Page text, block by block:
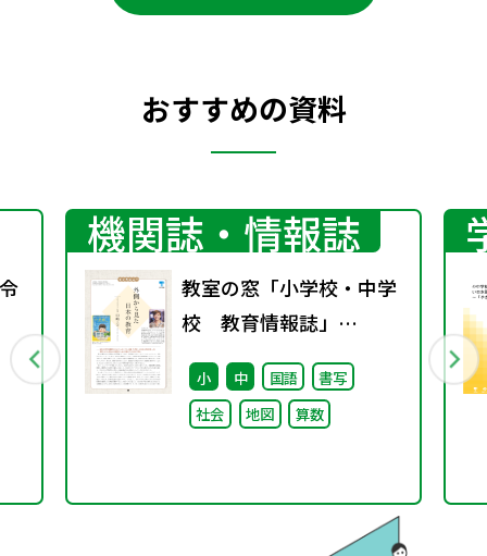
おすすめの資料
機関誌・情報誌
教室の窓「小学校・中学
校 教育情報誌」
vol.76 2025年9月発行
小 中 国語
書写
社会
地図 算数